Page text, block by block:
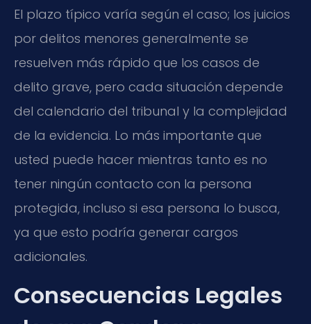
El plazo típico varía según el caso; los juicios
por delitos menores generalmente se
resuelven más rápido que los casos de
delito grave, pero cada situación depende
del calendario del tribunal y la complejidad
de la evidencia. Lo más importante que
usted puede hacer mientras tanto es no
tener ningún contacto con la persona
protegida, incluso si esa persona lo busca,
ya que esto podría generar cargos
adicionales.
Consecuencias Legales